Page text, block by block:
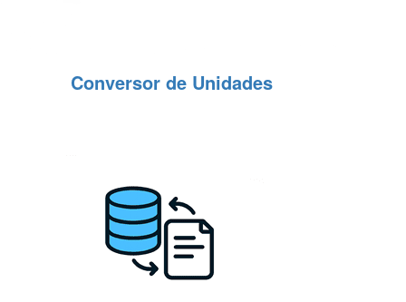
Conversor de Unidades